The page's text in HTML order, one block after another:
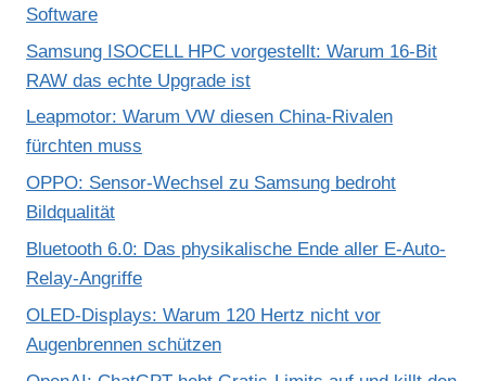
Software
Samsung ISOCELL HPC vorgestellt: Warum 16-Bit
RAW das echte Upgrade ist
Leapmotor: Warum VW diesen China-Rivalen
fürchten muss
OPPO: Sensor-Wechsel zu Samsung bedroht
Bildqualität
Bluetooth 6.0: Das physikalische Ende aller E-Auto-
Relay-Angriffe
OLED-Displays: Warum 120 Hertz nicht vor
Augenbrennen schützen